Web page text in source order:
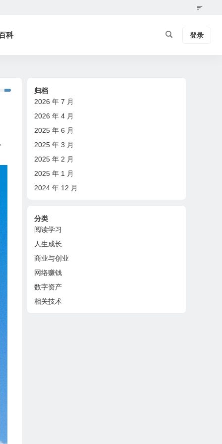
科 登录
归档
2026 年 7 月
2026 年 4 月
2025 年 6 月
2025 年 3 月
2025 年 2 月
2025 年 1 月
2024 年 12 月
分类
阅读学习
人生成长
商业与创业
网络赚钱
数字资产
相关技术